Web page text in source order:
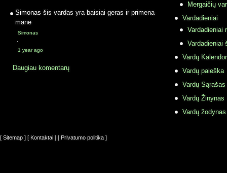
Simonas šis vardas yra baisiai geras ir primena
mane
Simonas
·
1 year ago
Daugiau komentarų
Mergaičių
Vardadieniai
Vardadieniai
Vardadieniai
Vardų
Vardų paieška
Vardų Sąrašas
Vardų Žinynas
Vardų
[ Sitemap ] [ Kontaktai ] [ Privatumo politika ]